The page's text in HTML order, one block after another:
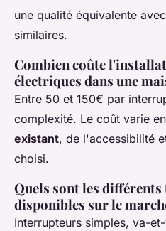
une qualité équivalente
similaires.
Combien coûte
électriques dans une
Entre 50 et 150€ par
complexité. Le coût varie
existant, de l'accessibilité
choisi.
Quels sont les
disponibles sur le
Interrupteurs simples, va-